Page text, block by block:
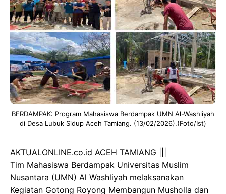
BERDAMPAK: Program Mahasiswa Berdampak UMN Al-Washliyah
di Desa Lubuk Sidup Aceh Tamiang. (13/02/2026).(Foto/Ist)
AKTUALONLINE.co.id ACEH TAMIANG |||
Tim Mahasiswa Berdampak Universitas Muslim
Nusantara (UMN) Al Washliyah melaksanakan
Kegiatan Gotong Royong Membangun Musholla dan